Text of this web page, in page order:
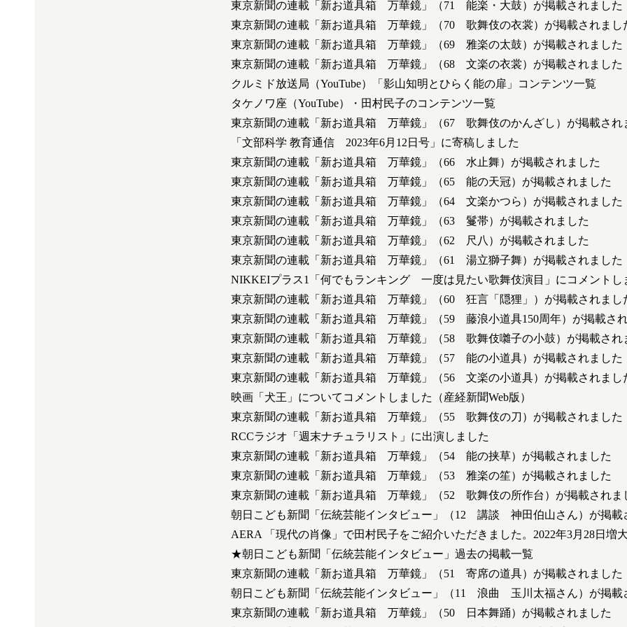
東京新聞の連載「新お道具箱 万華鏡」（71 能楽・大鼓）が掲載されました
東京新聞の連載「新お道具箱 万華鏡」（70 歌舞伎の衣裳）が掲載されまし
東京新聞の連載「新お道具箱 万華鏡」（69 雅楽の太鼓）が掲載されました
東京新聞の連載「新お道具箱 万華鏡」（68 文楽の衣裳）が掲載されました
クルミド放送局（YouTube）「影山知明とひらく能の扉」コンテンツ一覧
タケノワ座（YouTube）・田村民子のコンテンツ一覧
東京新聞の連載「新お道具箱 万華鏡」（67 歌舞伎のかんざし）が掲載され
「文部科学 教育通信 2023年6月12日号」に寄稿しました
東京新聞の連載「新お道具箱 万華鏡」（66 水止舞）が掲載されました
東京新聞の連載「新お道具箱 万華鏡」（65 能の天冠）が掲載されました
東京新聞の連載「新お道具箱 万華鏡」（64 文楽かつら）が掲載されました
東京新聞の連載「新お道具箱 万華鏡」（63 鬘帯）が掲載されました
東京新聞の連載「新お道具箱 万華鏡」（62 尺八）が掲載されました
東京新聞の連載「新お道具箱 万華鏡」（61 湯立獅子舞）が掲載されました
NIKKEIプラス1「何でもランキング 一度は見たい歌舞伎演目」にコメントし
東京新聞の連載「新お道具箱 万華鏡」（60 狂言「隠狸」）が掲載されまし
東京新聞の連載「新お道具箱 万華鏡」（59 藤浪小道具150周年）が掲載さ
東京新聞の連載「新お道具箱 万華鏡」（58 歌舞伎囃子の小鼓）が掲載され
東京新聞の連載「新お道具箱 万華鏡」（57 能の小道具）が掲載されました
東京新聞の連載「新お道具箱 万華鏡」（56 文楽の小道具）が掲載されまし
映画「犬王」についてコメントしました（産経新聞Web版）
東京新聞の連載「新お道具箱 万華鏡」（55 歌舞伎の刀）が掲載されました
RCCラジオ「週末ナチュラリスト」に出演しました
東京新聞の連載「新お道具箱 万華鏡」（54 能の挟草）が掲載されました
東京新聞の連載「新お道具箱 万華鏡」（53 雅楽の笙）が掲載されました
東京新聞の連載「新お道具箱 万華鏡」（52 歌舞伎の所作台）が掲載されま
朝日こども新聞「伝統芸能インタビュー」（12 講談 神田伯山さん）が掲載
AERA 「現代の肖像」で田村民子をご紹介いただきました。2022年3月28日増
★朝日こども新聞「伝統芸能インタビュー」過去の掲載一覧
東京新聞の連載「新お道具箱 万華鏡」（51 寄席の道具）が掲載されました
朝日こども新聞「伝統芸能インタビュー」（11 浪曲 玉川太福さん）が掲載
東京新聞の連載「新お道具箱 万華鏡」（50 日本舞踊）が掲載されました